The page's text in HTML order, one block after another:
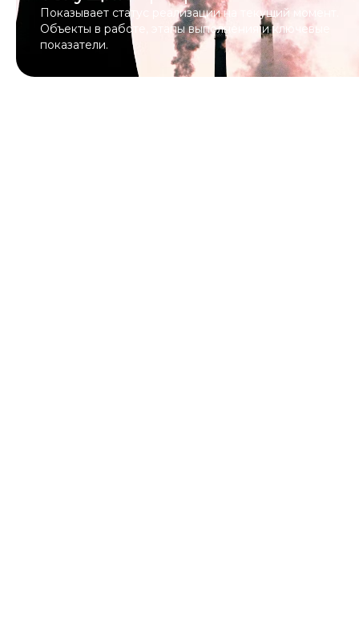
Показывает статус реализации на текущий момент.
Объекты в работе, этапы выполнения и ключевые
показатели.